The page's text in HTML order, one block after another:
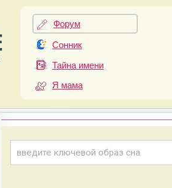
Форум
Сонник
Тайна имени
Я мама